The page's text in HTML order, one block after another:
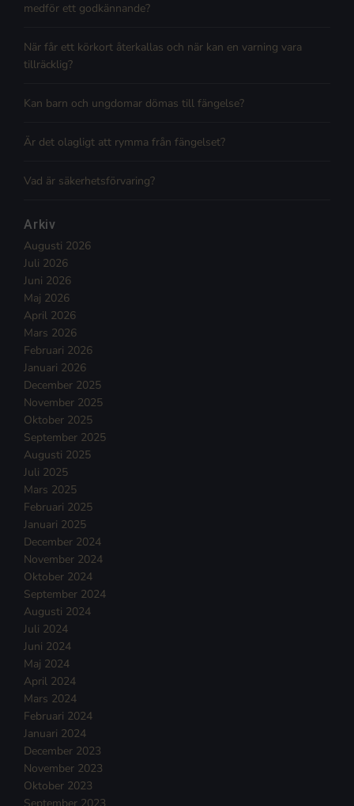
medför ett godkännande?
När får ett körkort återkallas och när kan en varning vara
tillräcklig?
Kan barn och ungdomar dömas till fängelse?
Är det olagligt att rymma från fängelset?
Vad är säkerhetsförvaring?
Arkiv
Augusti 2026
Juli 2026
Juni 2026
Maj 2026
April 2026
Mars 2026
Februari 2026
Januari 2026
December 2025
November 2025
Oktober 2025
September 2025
Augusti 2025
Juli 2025
Mars 2025
Februari 2025
Januari 2025
December 2024
November 2024
Oktober 2024
September 2024
Augusti 2024
Juli 2024
Juni 2024
Maj 2024
April 2024
Mars 2024
Februari 2024
Januari 2024
December 2023
November 2023
Oktober 2023